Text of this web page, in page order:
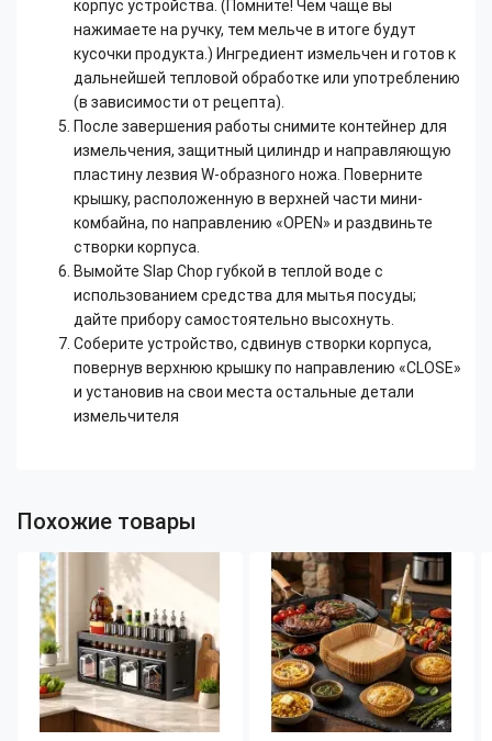
корпус устройства. (Помните! Чем чаще вы
нажимаете на ручку, тем мельче в итоге будут
кусочки продукта.) Ингредиент измельчен и готов к
дальнейшей тепловой обработке или употреблению
(в зависимости от рецепта).
После завершения работы снимите контейнер для
измельчения, защитный цилиндр и направляющую
пластину лезвия W-образного ножа. Поверните
крышку, расположенную в верхней части мини-
комбайна, по направлению «OPEN» и раздвиньте
створки корпуса.
Вымойте Slap Chop губкой в теплой воде с
использованием средства для мытья посуды;
дайте прибору самостоятельно высохнуть.
Соберите устройство, сдвинув створки корпуса,
повернув верхнюю крышку по направлению «CLOSE»
и установив на свои места остальные детали
измельчителя
Похожие товары